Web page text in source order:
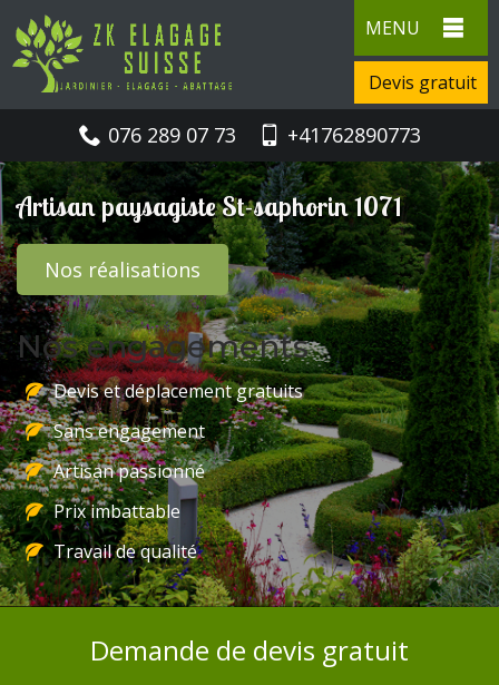
MENU
Devis gratuit
076 289 07 73 +41762890773
Artisan paysagiste St-saphorin 1071
Nos réalisations
Nos engagements
Devis et déplacement gratuits
Sans engagement
Artisan passionné
Prix imbattable
Travail de qualité
Demande de devis gratuit